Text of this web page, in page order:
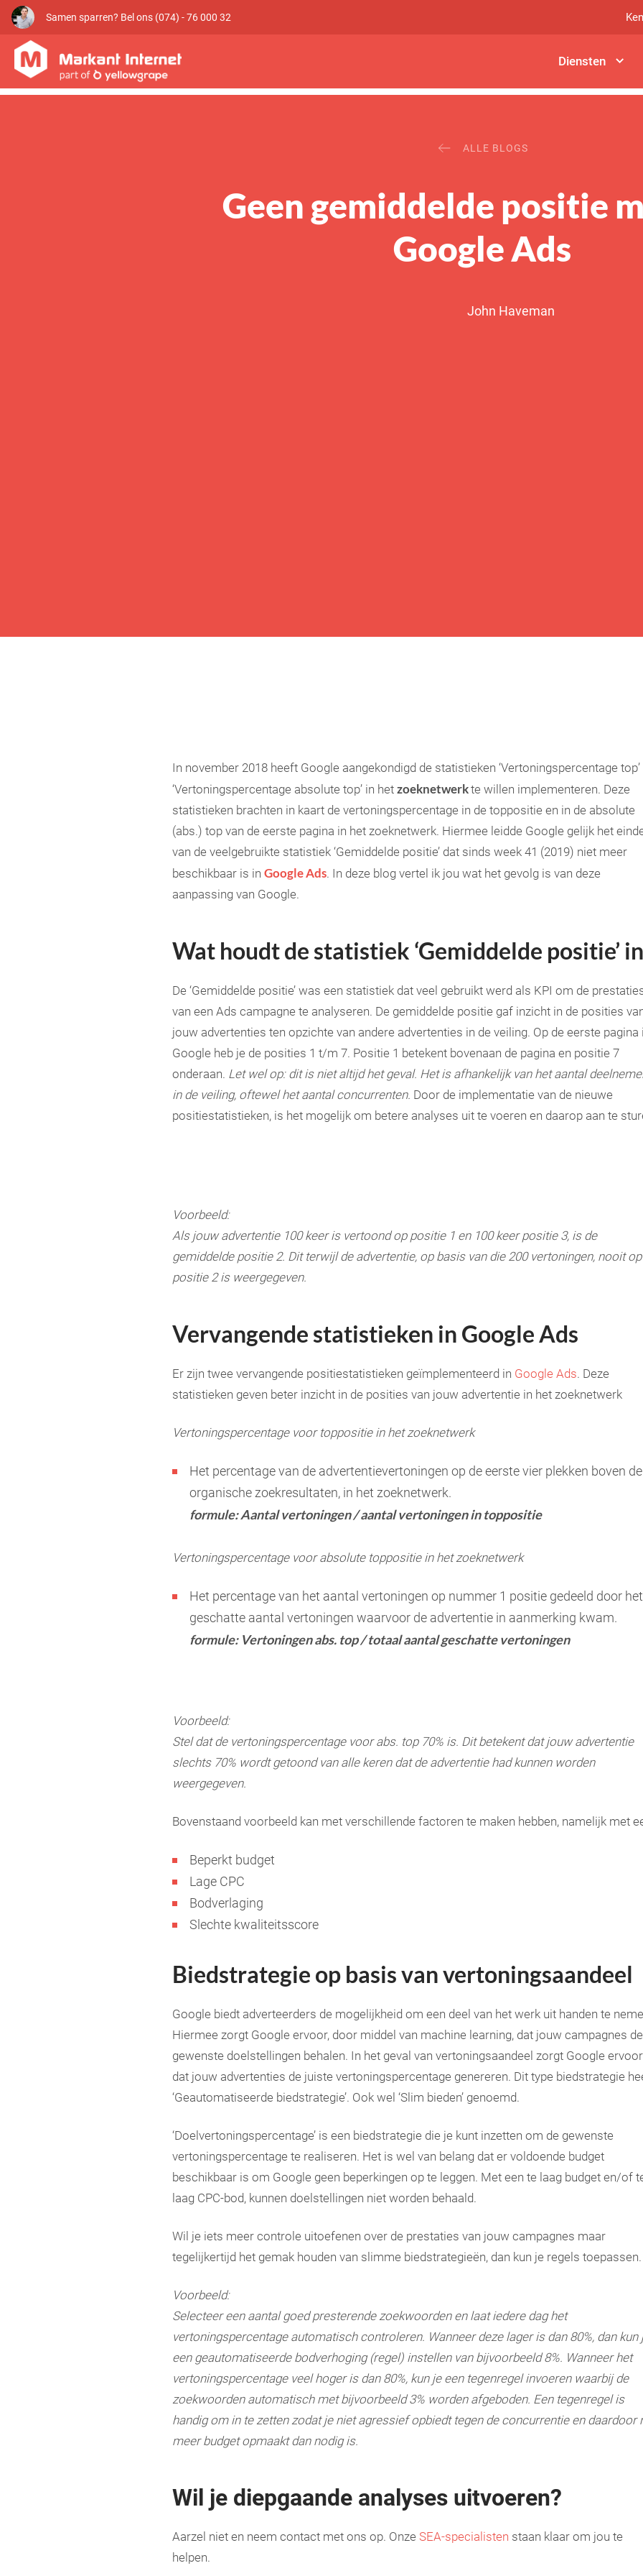
Samen sparren? Bel ons (074) - 76 000 32
Diensten
ALLE BLOGS
Geen gemiddelde positie
Google Ads
John Haveman
In november 2018 heeft Google aangekondigd de statistieken ‘Vertoningspercentage top’
‘Vertoningspercentage absolute top’ in het zoeknetwerkte willen implementeren. Deze
statistieken brachten in kaart de vertoningspercentage in de toppositie en in de absolute
(abs.) top van de eerste pagina in het zoeknetwerk. Hiermee leidde Google gelijk het
van de veelgebruikte statistiek ‘Gemiddelde positie’ dat sinds week 41 (2019) niet meer
beschikbaar is in Google Ads. In deze blog vertel ik jou wat het gevolg is van deze
aanpassing van Google.
Wat houdt de statistiek ‘Gemiddelde positie’
De ‘Gemiddelde positie’ was een statistiek dat veel gebruikt werd als KPI om de
van een Ads campagne te analyseren. De gemiddelde positie gaf inzicht in de posities
jouw advertenties ten opzichte van andere advertenties in de veiling. Op de eerste pagina
Google heb je de posities 1 t/m 7. Positie 1 betekent bovenaan de pagina en positie 7
onderaan. Let wel op: dit is niet altijd het geval. Het is afhankelijk van het aantal
in de veiling, oftewel het aantal concurrenten. Door de implementatie van de nieuwe
positiestatistieken, is het mogelijk om betere analyses uit te voeren en daarop aan te
Voorbeeld:
Als jouw advertentie 100 keer is vertoond op positie 1 en 100 keer positie 3, is de
gemiddelde positie 2. Dit terwijl de advertentie, op basis van die 200 vertoningen, nooit op
positie 2 is weergegeven.
Vervangende statistieken in Google Ads
Er zijn twee vervangende positiestatistieken geïmplementeerd in Google Ads. Deze
statistieken geven beter inzicht in de posities van jouw advertentie in het zoeknetwerk
Vertoningspercentage voor toppositie in het zoeknetwerk
Het percentage van de advertentievertoningen op de eerste vier plekken boven de
organische zoekresultaten, in het zoeknetwerk.
formule: Aantal vertoningen / aantal vertoningen in toppositie
Vertoningspercentage voor absolute toppositie in het zoeknetwerk
Het percentage van het aantal vertoningen op nummer 1 positie gedeeld door het
geschatte aantal vertoningen waarvoor de advertentie in aanmerking kwam.
formule: Vertoningen abs. top / totaal aantal geschatte vertoningen
Voorbeeld:
Stel dat de vertoningspercentage voor abs. top 70% is. Dit betekent dat jouw advertentie
slechts 70% wordt getoond van alle keren dat de advertentie had kunnen worden
weergegeven.
Bovenstaand voorbeeld kan met verschillende factoren te maken hebben, namelijk met
Beperkt budget
Lage CPC
Bodverlaging
Slechte kwaliteitsscore
Biedstrategie op basis van vertoningsaandeel
Google biedt adverteerders de mogelijkheid om een deel van het werk uit handen te
Hiermee zorgt Google ervoor, door middel van machine learning, dat jouw campagnes de
gewenste doelstellingen behalen. In het geval van vertoningsaandeel zorgt Google ervoor
dat jouw advertenties de juiste vertoningspercentage genereren. Dit type biedstrategie
‘Geautomatiseerde biedstrategie’. Ook wel ‘Slim bieden’ genoemd.
‘Doelvertoningspercentage’ is een biedstrategie die je kunt inzetten om de gewenste
vertoningspercentage te realiseren. Het is wel van belang dat er voldoende budget
beschikbaar is om Google geen beperkingen op te leggen. Met een te laag budget en/of
laag CPC-bod, kunnen doelstellingen niet worden behaald.
Wil je iets meer controle uitoefenen over de prestaties van jouw campagnes maar
tegelijkertijd het gemak houden van slimme biedstrategieën, dan kun je regels toepassen.
Voorbeeld:
Selecteer een aantal goed presterende zoekwoorden en laat iedere dag het
vertoningspercentage automatisch controleren. Wanneer deze lager is dan 80%, dan kun
een geautomatiseerde bodverhoging (regel) instellen van bijvoorbeeld 8%. Wanneer het
vertoningspercentage veel hoger is dan 80%, kun je een tegenregel invoeren waarbij de
zoekwoorden automatisch met bijvoorbeeld 3% worden afgeboden. Een tegenregel is
handig om in te zetten zodat je niet agressief opbiedt tegen de concurrentie en daardoor
meer budget opmaakt dan nodig is.
Wil je diepgaande analyses uitvoeren?
Aarzel niet en neem contact met ons op. Onze SEA-specialisten staan klaar om jou te
helpen.